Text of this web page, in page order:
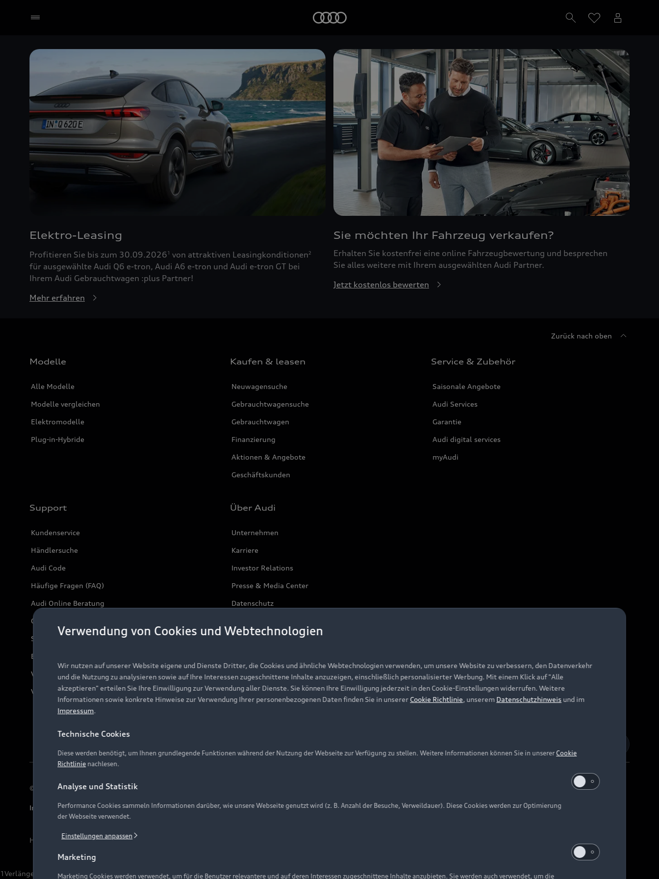
Elektro-Leasing
Profitieren Sie bis zum 30.09.20261 von attraktiven Leasingkonditionen2
für ausgewählte Audi Q6 e-tron, Audi A6 e-tron und Audi e-tron GT bei
Ihrem Audi Gebrauchtwagen :plus Partner!
Mehr erfahren
Sie möchten Ihr Fahrzeug verkaufen?
Erhalten Sie kostenfrei eine online Fahrzeugbewertung und besprechen
Sie alles weitere mit Ihrem ausgewählten Audi Partner.
Jetzt kostenlos bewerten
Zurück nach oben
Modelle
Alle Modelle
Modelle vergleichen
Elektromodelle
Plug-in-Hybride
Kaufen & leasen
Neuwagensuche
Gebrauchtwagensuche
Gebrauchtwagen
Finanzierung
Aktionen & Angebote
Geschäftskunden
Service & Zubehör
Saisonale Angebote
Audi Services
Garantie
Audi digital services
myAudi
Support
Kundenservice
Händlersuche
Audi Code
Häufige Fragen (FAQ)
Audi Online Beratung
Online-Terminvereinbarung
Servicekontakt
Bordbuch & Bedienungsanleitungen
Verträge kündigen
Vertrag widerrufen
Über Audi
Unternehmen
Karriere
Investor Relations
Presse & Media Center
Datenschutz
© 2026 AUDI AG. Alle Rechte vorbehalten
Impressum Rechtliches Hinweisgebersystem Datenschutzinformation Cookie-Einstellungen Cookie-Richtlinie Barrierefreiheit Digital Services Act
Hinweis: Die aktuelle Darstellung und Anordnung der Embleme am Fahrzeug bei allen Abbildungen auf dieser Webseite kann abweichen.
1Verlängerung vorbehalten.
Verwendung von Cookies und Webtechnologien
Wir nutzen auf unserer Website eigene und Dienste Dritter, die Cookies und ähnliche Webtechnologien verwenden, um unsere Website zu verbessern, den Datenverkehr
und die Nutzung zu analysieren sowie auf Ihre Interessen zugeschnittene Inhalte anzuzeigen, einschließlich personalisierter Werbung. Mit einem Klick auf "Alle
akzeptieren" erteilen Sie Ihre Einwilligung zur Verwendung aller Dienste. Sie können Ihre Einwilligung jederzeit in den Cookie-Einstellungen widerrufen. Weitere
Informationen sowie konkrete Hinweise zur Verwendung Ihrer personenbezogenen Daten finden Sie in unserer Cookie Richtlinie, unserem Datenschutzhinweis und im
Impressum.
Technische Cookies
Diese werden benötigt, um Ihnen grundlegende Funktionen während der Nutzung der Webseite zur Verfügung zu stellen. Weitere Informationen können Sie in unsererCookie
Richtlinie nachlesen.
Analyse und Statistik
Performance Cookies sammeln Informationen darüber, wie unsere Webseite genutzt wird (z. B. Anzahl der Besuche, Verweildauer). Diese Cookies werden zur Optimierung
der Webseite verwendet.
Einstellungen anpassen
Marketing
Marketing Cookies werden verwendet, um für die Benutzer relevantere und auf deren Interessen zugeschnittene Inhalte anzubieten. Sie werden auch verwendet, um die